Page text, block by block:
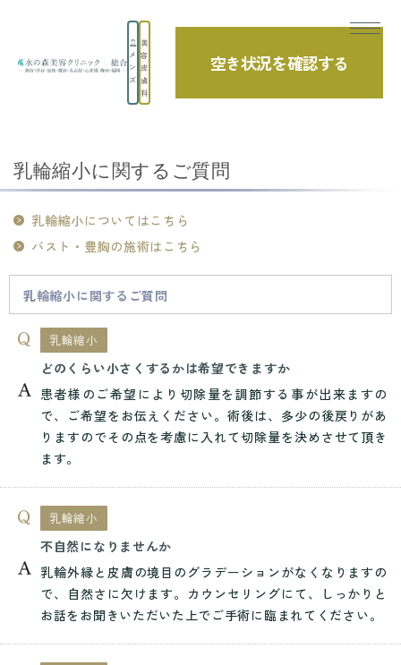
メ
ン
ズ
美
容
皮
膚
科
空き状況を確認する
よくあるご質問
よくあるご質問
乳輪縮小に関するご質問
乳輪縮小についてはこちら
バスト・豊胸の施術はこちら
乳輪縮小に関するご質問
乳輪縮小
どのくらい小さくするかは希望できますか
患者様のご希望により切除量を調節する事が出来ますの
で、ご希望をお伝えください。術後は、多少の後戻りがあ
りますのでその点を考慮に入れて切除量を決めさせて頂き
ます。
乳輪縮小
不自然になりませんか
乳輪外縁と皮膚の境目のグラデーションがなくなりますの
で、自然さに欠けます。カウンセリングにて、しっかりと
お話をお聞きいただいた上でご手術に臨まれてください。